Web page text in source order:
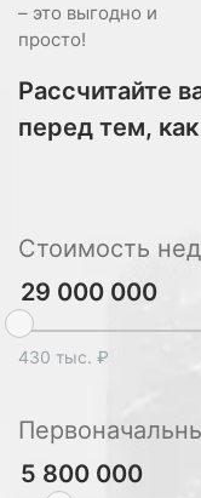
– это выгодно и
просто!
Рассчитайте
перед тем,
Стоимость
430 тыс. ₽